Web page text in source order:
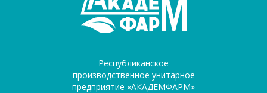
Республиканское
производственное унитарное
предприятие «АКАДЕМФАРМ»